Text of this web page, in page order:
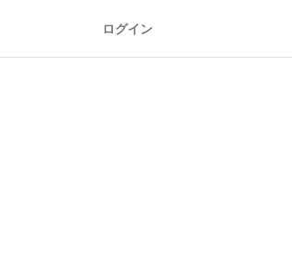
ログイン